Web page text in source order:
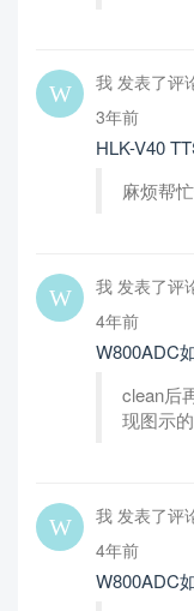
我 发表了评
3年前
HLK-V40
麻烦帮
我 发表了评
4年前
W800ADC
clean后
现图示
我 发表了评
4年前
W800ADC